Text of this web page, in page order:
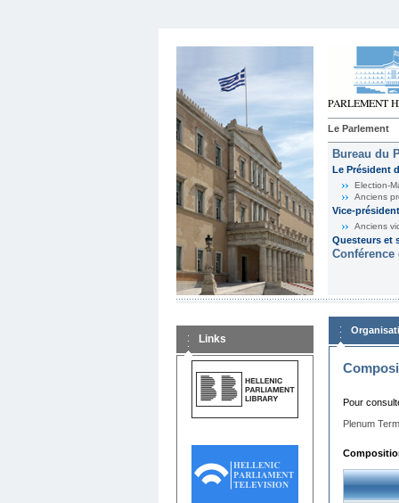
Le Parlement
Bureau du
Le Président
Election-
Anciens
Vice-
Anciens
Questeurs et
Links
Pour
Plenum